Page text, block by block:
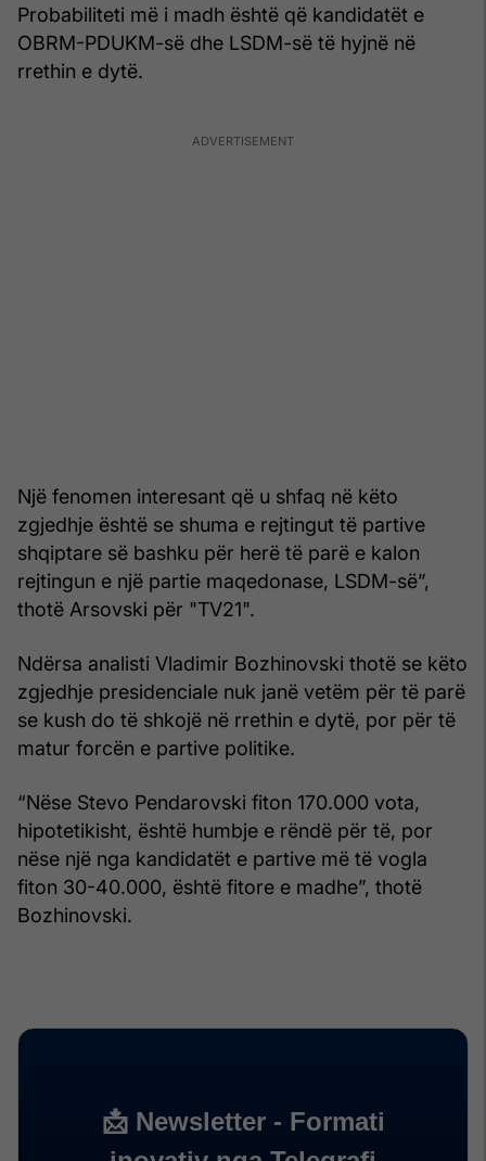
Probabiliteti më i madh është që kandidatët e
OBRM-PDUKM-së dhe LSDM-së të hyjnë në
rrethin e dytë.
Një fenomen interesant që u shfaq në këto
zgjedhje është se shuma e rejtingut të partive
shqiptare së bashku për herë të parë e kalon
rejtingun e një partie maqedonase, LSDM-së”,
thotë Arsovski për "TV21".
Ndërsa analisti Vladimir Bozhinovski thotë se këto
zgjedhje presidenciale nuk janë vetëm për të parë
se kush do të shkojë në rrethin e dytë, por për të
matur forcën e partive politike.
“Nëse Stevo Pendarovski fiton 170.000 vota,
hipotetikisht, është humbje e rëndë për të, por
nëse një nga kandidatët e partive më të vogla
fiton 30-40.000, është fitore e madhe”, thotë
Bozhinovski.